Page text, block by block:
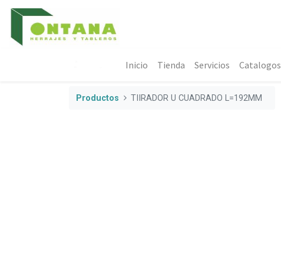
Inicio Tienda Servicios Catalogos
Productos TIIRADOR U CUADRADO L=192MM